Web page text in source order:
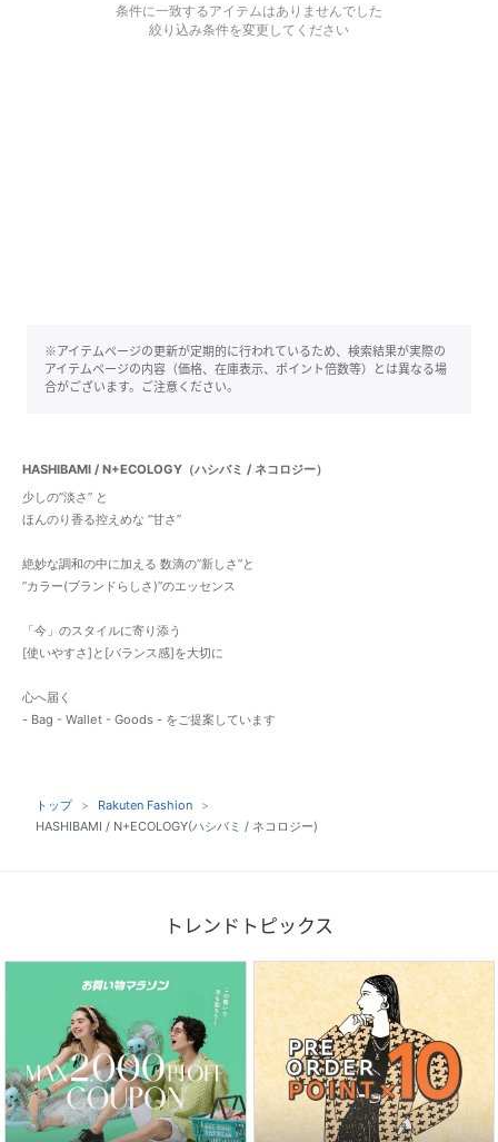
条件に一致するアイテムはありませんでした
絞り込み条件を変更してください
※アイテムページの更新が定期的に行われているため、検索結果が実際の
アイテムページの内容（価格、在庫表示、ポイント倍数等）とは異なる場
合がございます。ご注意ください。
HASHIBAMI / N+ECOLOGY（ハシバミ / ネコロジー）
少しの”淡さ” と
ほんのり香る控えめな ”甘さ”
絶妙な調和の中に加える 数滴の”新しさ”と
”カラー(ブランドらしさ)”のエッセンス
「今」のスタイルに寄り添う
[使いやすさ]と[バランス感]を大切に
心へ届く
- Bag - Wallet - Goods - をご提案しています
トップ
Rakuten Fashion
HASHIBAMI / N+ECOLOGY(ハシバミ / ネコロジー)
トレンドトピックス